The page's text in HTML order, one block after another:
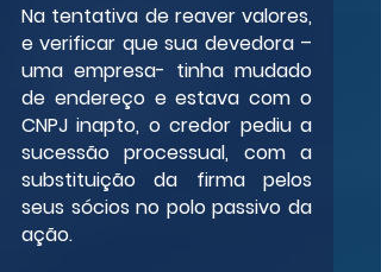
Na tentativa de reaver valores,
e verificar que sua devedora –
uma empresa- tinha mudado
de endereço e estava com o
CNPJ inapto, o credor pediu a
sucessão processual, com a
substituição da firma pelos
seus sócios no polo passivo da
ação.